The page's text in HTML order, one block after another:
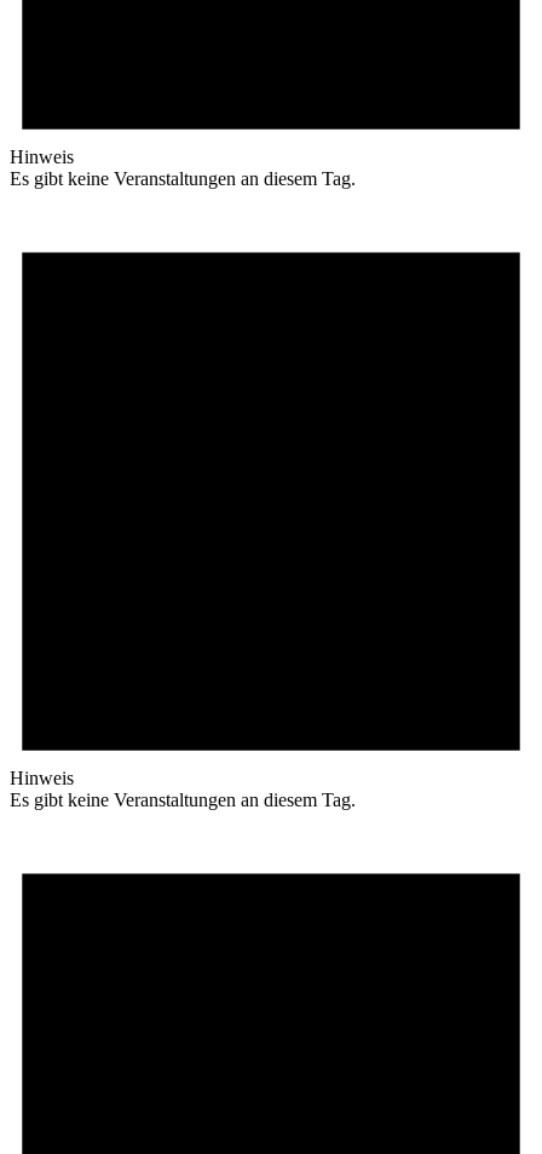
Hinweis
Es gibt keine Veranstaltungen an diesem Tag.
Hinweis
Es gibt keine Veranstaltungen an diesem Tag.